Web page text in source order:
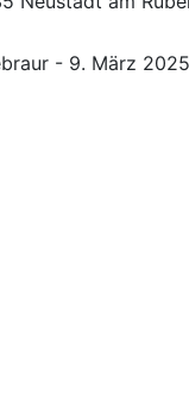
- 9. März 2025